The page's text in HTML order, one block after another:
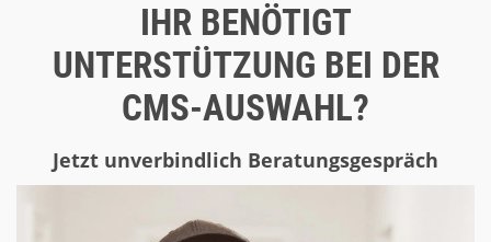
IHR BENÖTIGT
UNTERSTÜTZUNG BEI DER
CMS-AUSWAHL?
Jetzt unverbindlich Beratungsgespräch